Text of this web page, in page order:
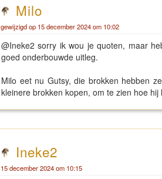
Milo
gewijzigd op 15 december 2024 om 10:02
@Ineke2 sorry ik wou je quoten, maar
goed onderbouwde uitleg.
Milo eet nu Gutsy, die brokken hebben
kleinere brokken kopen, om te zien hoe hij
Ineke2
15 december 2024 om 10:15